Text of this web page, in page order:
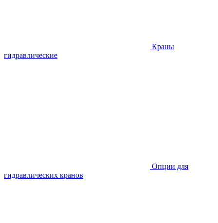
Краны
гидравлические
Опции для
гидравлических кранов